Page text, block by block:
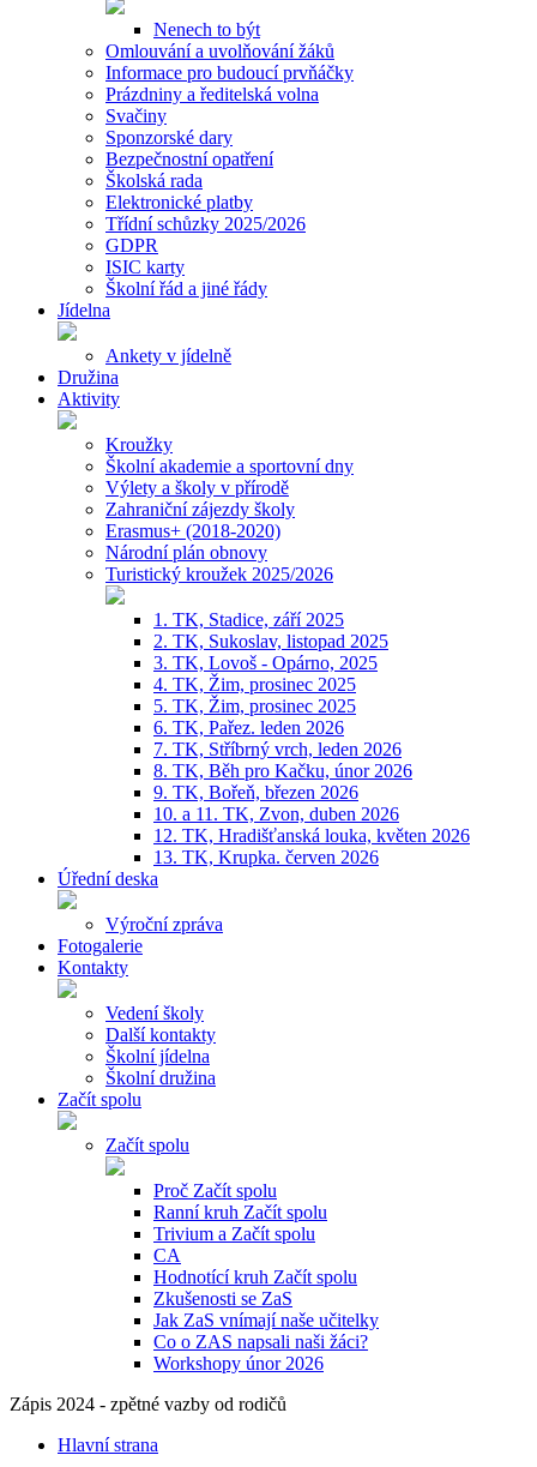
Nenech to být
Omlouvání a uvolňování žáků
Informace pro budoucí prvňáčky
Prázdniny a ředitelská volna
Svačiny
Sponzorské dary
Bezpečnostní opatření
Školská rada
Elektronické platby
Třídní schůzky 2025/2026
GDPR
ISIC karty
Školní řád a jiné řády
Jídelna
Ankety v jídelně
Družina
Aktivity
Kroužky
Školní akademie a sportovní dny
Výlety a školy v přírodě
Zahraniční zájezdy školy
Erasmus+ (2018-2020)
Národní plán obnovy
Turistický kroužek 2025/2026
1. TK, Stadice, září 2025
2. TK, Sukoslav, listopad 2025
3. TK, Lovoš - Opárno, 2025
4. TK, Žim, prosinec 2025
5. TK, Žim, prosinec 2025
6. TK, Pařez. leden 2026
7. TK, Stříbrný vrch, leden 2026
8. TK, Běh pro Kačku, únor 2026
9. TK, Bořeň, březen 2026
10. a 11. TK, Zvon, duben 2026
12. TK, Hradišťanská louka, květen 2026
13. TK, Krupka. červen 2026
Úřední deska
Výroční zpráva
Fotogalerie
Kontakty
Vedení školy
Další kontakty
Školní jídelna
Školní družina
Začít spolu
Začít spolu
Proč Začít spolu
Ranní kruh Začít spolu
Trivium a Začít spolu
CA
Hodnotící kruh Začít spolu
Zkušenosti se ZaS
Jak ZaS vnímají naše učitelky
Co o ZAS napsali naši žáci?
Workshopy únor 2026
Zápis 2024 - zpětné vazby od rodičů
Hlavní strana